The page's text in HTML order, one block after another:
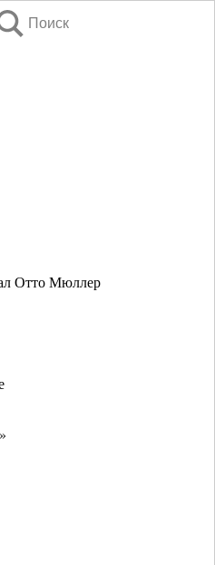
Поиск
Отто Мюллер